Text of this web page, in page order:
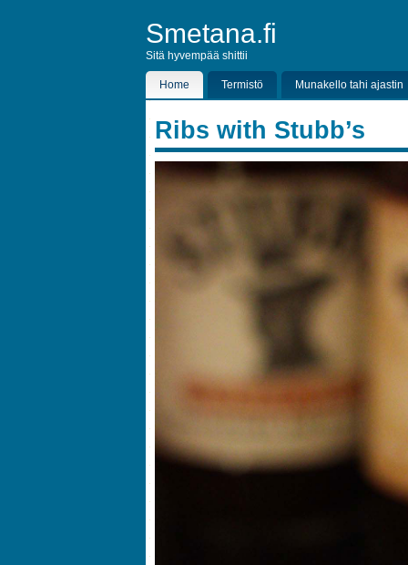
Smetana.fi
Sitä hyvempää shittii
Home Termistö Munakello tahi ajastin
Ribs with Stubb’s